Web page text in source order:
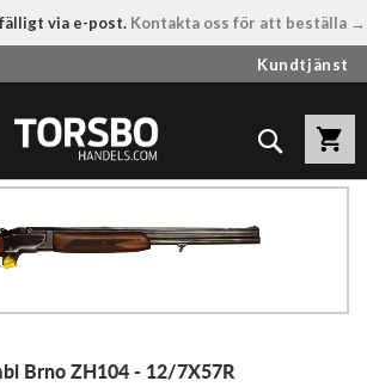
via e-post. Kontakta oss för att beställa →
Kundtjänst
Sök
Brno ZH104 - 12/7X57R